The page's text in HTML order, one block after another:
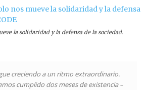
la solidaridad y la defensa de la sociedad.
creciendo a un ritmo extraordinario.
cumplido dos meses de existencia –